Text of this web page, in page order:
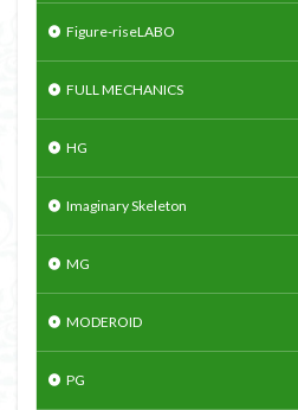
Figure-riseLABO
FULL MECHANICS
HG
Imaginary Skeleton
MG
MODEROID
PG